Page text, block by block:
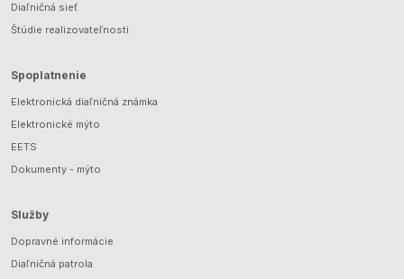
Diaľničná sieť
Štúdie realizovateľnosti
Spoplatnenie
Elektronická diaľničná známka
Elektronické mýto
EETS
Dokumenty - mýto
Služby
Dopravné informácie
Diaľničná patrola